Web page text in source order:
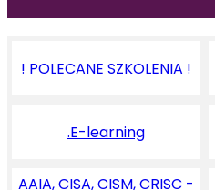
! POLECANE SZKOLENIA !
.E-learning
AAIA, CISA, CISM, CRISC -